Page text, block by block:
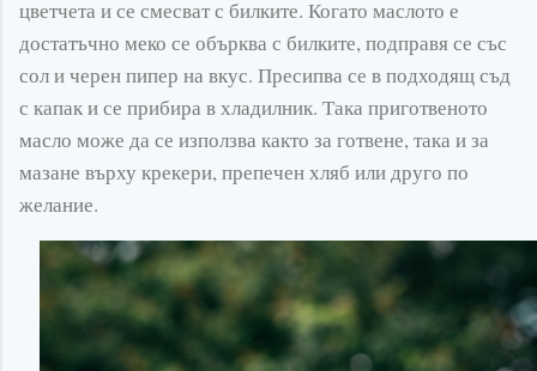
цветчета и се смесват с билките. Когато маслото е
достатъчно меко се обърква с билките, подправя се със
сол и черен пипер на вкус. Пресипва се в подходящ съд
с капак и се прибира в хладилник. Така приготвеното
масло може да се използва както за готвене, така и за
мазане върху крекери, препечен хляб или друго по
желание.